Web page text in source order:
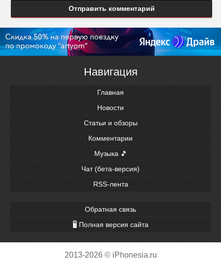
Отправить комментарий
Навигация
Главная
Новости
Статьи и обзоры
Комментарии
Музыка 🎵
Чат (бета-версия)
RSS-лента
Обратная связь
🖥 Полная версия сайта
2013-2026 © iPhonesia.ru